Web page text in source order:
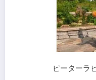
ピーターラ